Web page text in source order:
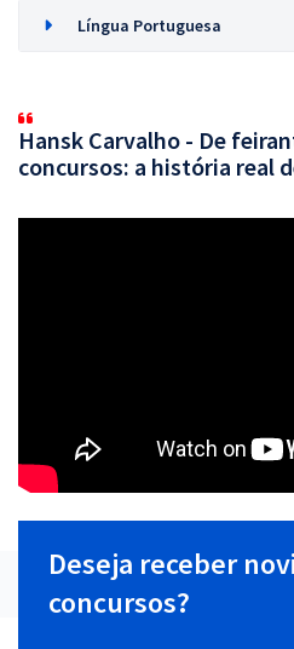
Língua Portuguesa
Hansk Carvalho - De
concursos: a história real
Deseja receber
concursos?